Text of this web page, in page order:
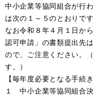
中小企業等協同組合が行
は次の１～５のとおりです
なお令和８年４月１日か
認可申請」の書類提出先
ので、ご注意ください。
す。）
【毎年度必要となる手続き
１ 中小企業等協同組合